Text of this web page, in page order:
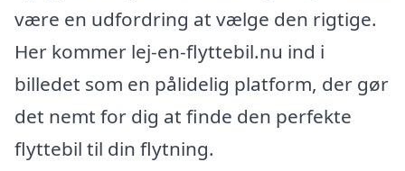
være en udfordring at vælge den rigtige.
Her kommer lej-en-flyttebil.nu ind i
billedet som en pålidelig platform, der gør
det nemt for dig at finde den perfekte
flyttebil til din flytning.